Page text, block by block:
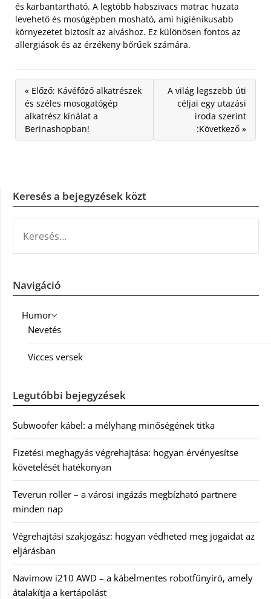
és karbantartható. A legtöbb habszivacs matrac huzata
levehető és mosógépben mosható, ami higiénikusabb
környezetet biztosít az alváshoz. Ez különösen fontos az
allergiások és az érzékeny bőrűek számára.
« Előző: Kávéfőző alkatrészek
és széles mosogatógép
alkatrész kínálat a
Berinashopban!
A világ legszebb úti
céljai egy utazási
iroda szerint
:Következő »
Keresés a bejegyzések közt
Navigáció
Humor
Nevetés
Vicces versek
Legutóbbi bejegyzések
Subwoofer kábel: a mélyhang minőségének titka
Fizetési meghagyás végrehajtása: hogyan érvényesítse
követelését hatékonyan
Teverun roller – a városi ingázás megbízható partnere
minden nap
Végrehajtási szakjogász: hogyan védheted meg jogaidat az
eljárásban
Navimow i210 AWD – a kábelmentes robotfűnyíró, amely
átalakítja a kertápolást